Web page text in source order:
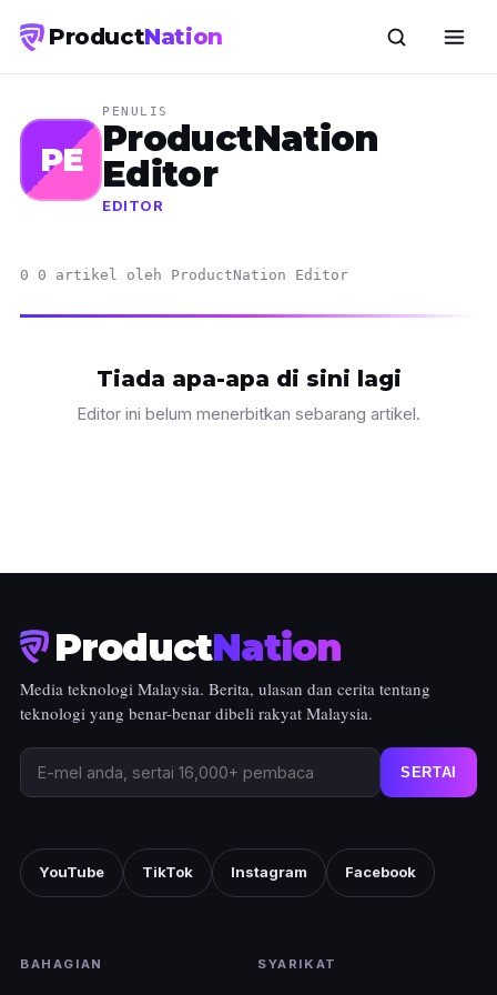
ProductNation
PE
PENULIS
ProductNation
Editor
EDITOR
0 0 artikel oleh ProductNation Editor
Tiada apa-apa di sini lagi
Editor ini belum menerbitkan sebarang artikel.
ProductNation
Media teknologi Malaysia. Berita, ulasan dan cerita tentang
teknologi yang benar-benar dibeli rakyat Malaysia.
SERTAI
YouTube TikTok Instagram Facebook
BAHAGIAN SYARIKAT